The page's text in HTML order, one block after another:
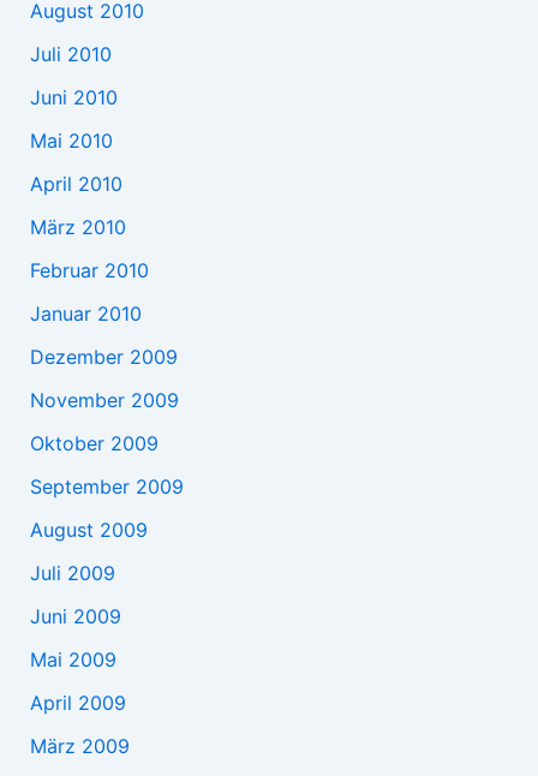
August 2010
Juli 2010
Juni 2010
Mai 2010
April 2010
März 2010
Februar 2010
Januar 2010
Dezember 2009
November 2009
Oktober 2009
September 2009
August 2009
Juli 2009
Juni 2009
Mai 2009
April 2009
März 2009